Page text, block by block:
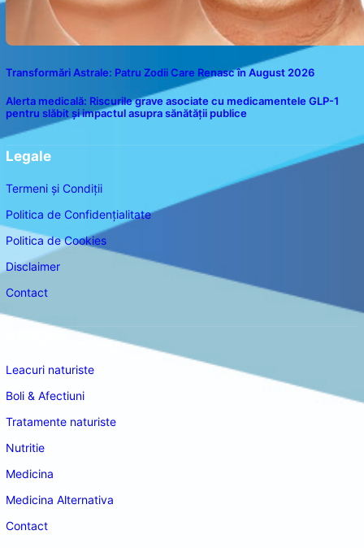
Transformări Astrale: Patru Zodii Care Renasc în August 2026
Alerta medicală: Riscurile grave asociate cu medicamentele GLP-1
pentru slăbit și impactul asupra sănătății publice
Legale
Termeni și Condiții
Politica de Confidențialitate
Politica de Cookies
Disclaimer
Contact
Leacuri naturiste
Boli & Afectiuni
Tratamente naturiste
Nutritie
Medicina
Medicina Alternativa
Contact